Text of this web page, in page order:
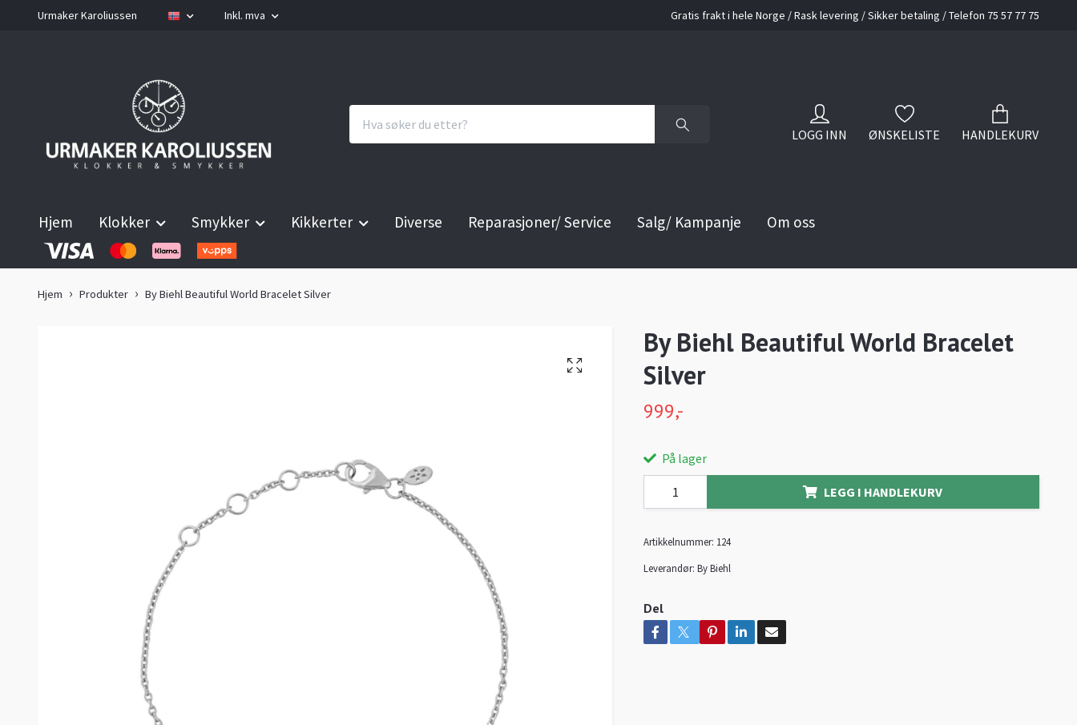
Urmaker Karoliussen Inkl. mva Gratis frakt i hele Norge / Rask levering / Sikker betaling / Telefon 75 57 77 75
LOGG INN ØNSKELISTE HANDLEKURV
Hjem Klokker Smykker Kikkerter Diverse Reparasjoner/ Service Salg/ Kampanje Om oss
Hjem Produkter By Biehl Beautiful World Bracelet Silver
By Biehl Beautiful World Bracelet
Silver
999,-
På lager
LEGG I HANDLEKURV
Artikkelnummer: 124
Leverandør: By Biehl
Del